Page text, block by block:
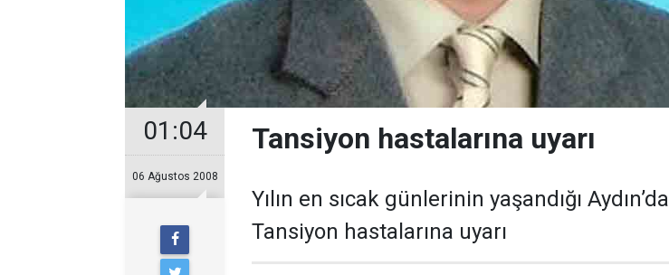
01:04
06 Ağustos 2008
Tansiyon hastalarına uyarı
Yılın en sıcak günlerinin yaşandığı Aydın’da
Tansiyon hastalarına uyarı